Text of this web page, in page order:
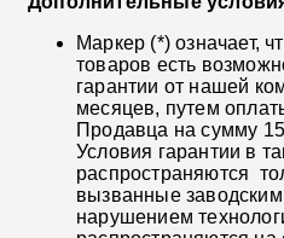
Маркер (*) означает,
товаров есть
гарантии от нашей
месяцев, путем
Продавца на сумму
Условия гарантии в
распространяются
вызванные
нарушением